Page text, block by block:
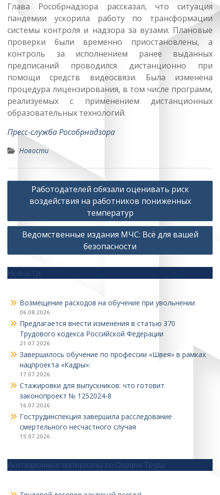
Глава Рособрнадзора рассказал, что ситуация
пандемии ускорила работу по трансформации
системы контроля и надзора за вузами. Плановые
проверки были временно приостановлены, а
контроль за исполнением ранее выданных
предписаний проводился дистанционно при
помощи средств видеосвязи. Была изменена
процедура лицензирования, в том числе программ,
реализуемых с применением дистанционных
образовательных технологий.
Пресс-служба Рособрнадзора
Новости
Навигация
Работодателей обязали оценивать риск
воздействия на работников пониженных
температур
Ведoмственные издания МЧС: Всё для вашей
безoпасности
Новости
Возмещение расходов на обучение при увольнении
06.08.2026
Предлагается внести изменения в статью 370
Трудового кодекса Российской Федерации
21.07.2026
Завершилось обучение по профессии «Швея» в рамках
нацпроекта «Кадры»:
17.07.2026
Стажировки для выпускников: что готовит
законопроект № 1252024‑8
16.07.2026
Гострудинспекция завершила расследование
смертельного несчастного случая
15.07.2026
Агитационные материалы по Охране Труда